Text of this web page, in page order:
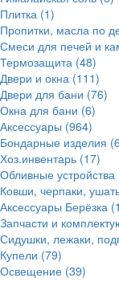
Плитка (1)
Пропитки, масла по
Смеси для печей и
Термозащита (48)
Двери и окна (111)
Двери для бани (76)
Окна для бани (6)
Аксессуары (964)
Бондарные изделия
Хоз.инвентарь (17)
Обливные устройства
Ковши, черпаки,
Аксессуары Берёзка
Запчасти и
Сидушки, лежаки,
Купели (79)
Освещение (39)